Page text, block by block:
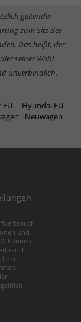
geltender
zum Sitz des
Das heißt, der
seiner Wahl
unverbindlich.
EU-
Hyundai EU-
Neuwagen
und
können
den